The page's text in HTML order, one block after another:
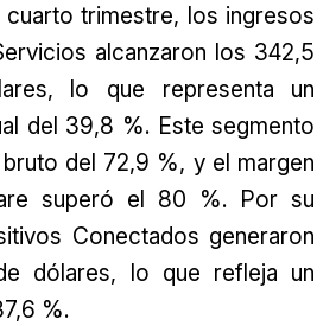
cuarto trimestre, los ingresos
alcanzaron los 342,5
lo que representa un
del 39,8 %. Este segmento
del 72,9 %, y el margen
superó el 80 %. Por su
Conectados generaron
dólares, lo que refleja un
%.